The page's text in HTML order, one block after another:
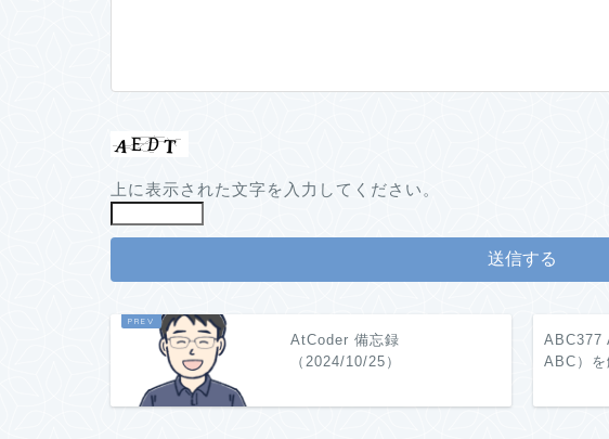
上に表示された文字を入力してください。
AtCoder 備忘録
（2024/10/25）
ABC377
ABC）を